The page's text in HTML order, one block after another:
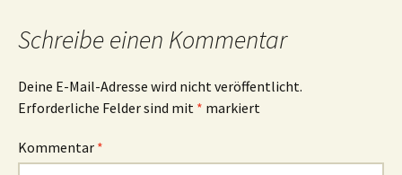
Schreibe einen Kommentar
Deine E-Mail-Adresse wird nicht veröffentlicht.
Erforderliche Felder sind mit * markiert
Kommentar *